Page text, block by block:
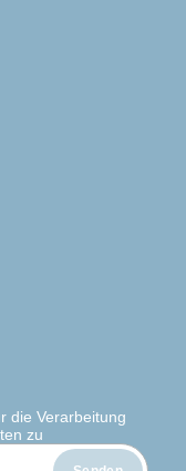
die Verarbeitung
zu